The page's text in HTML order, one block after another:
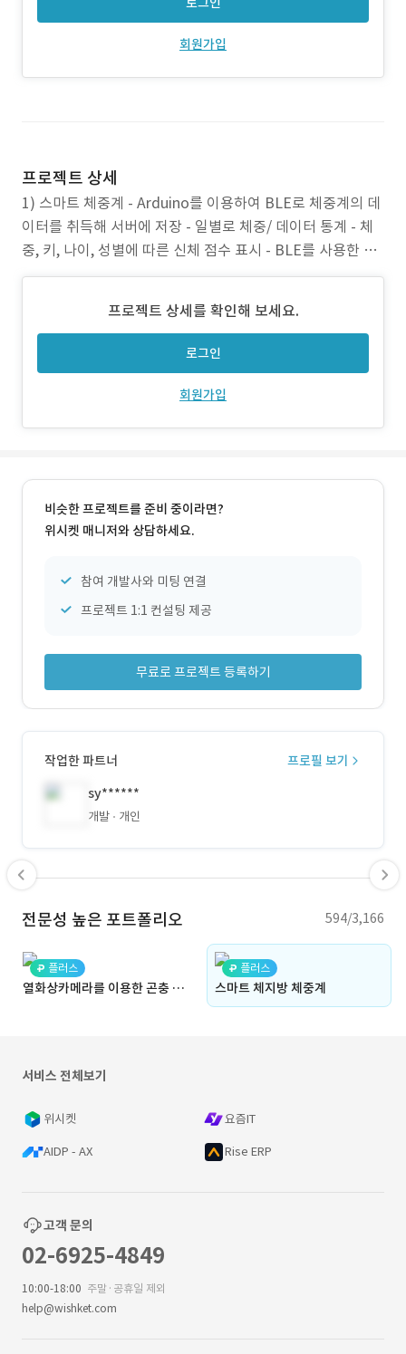
회원가입
프로젝트 상세
1) 스마트 체중계 - Arduino를 이용하여 BLE로 체중계의 데
이터를 취득해 서버에 저장 - 일별로 체중/ 데이터 통계 - 체
중, 키, 나이, 성별에 따른 신체 점수 표시 - BLE를 사용한 저
전력 기기 2) 개발 범위 (1) 임베디드 - Arduino(BLE) - 체중
에서 서비스 구축 (2) Android
프로젝트 상세를 확인해 보세요.
로그인
회원가입
비슷한 프로젝트를 준비 중이라면?
위시켓 매니저와 상담하세요.
참여 개발사와 미팅 연결
프로젝트 1:1 컨설팅 제공
무료로 프로젝트 등록하기
작업한 파트너
프로필 보기
sy******
개발 개인
전문성 높은 포트폴리오 594/3,166
플러스
열화상카메라를 이용한 곤충 관찰 카메라 시스템
플러스
스마트 체지방 체중계
서비스 전체보기
위시켓 요즘IT
AIDP - AX Rise ERP
고객 문의
02-6925-4849
10:00-18:00 주말·공휴일 제외
help@wishket.com